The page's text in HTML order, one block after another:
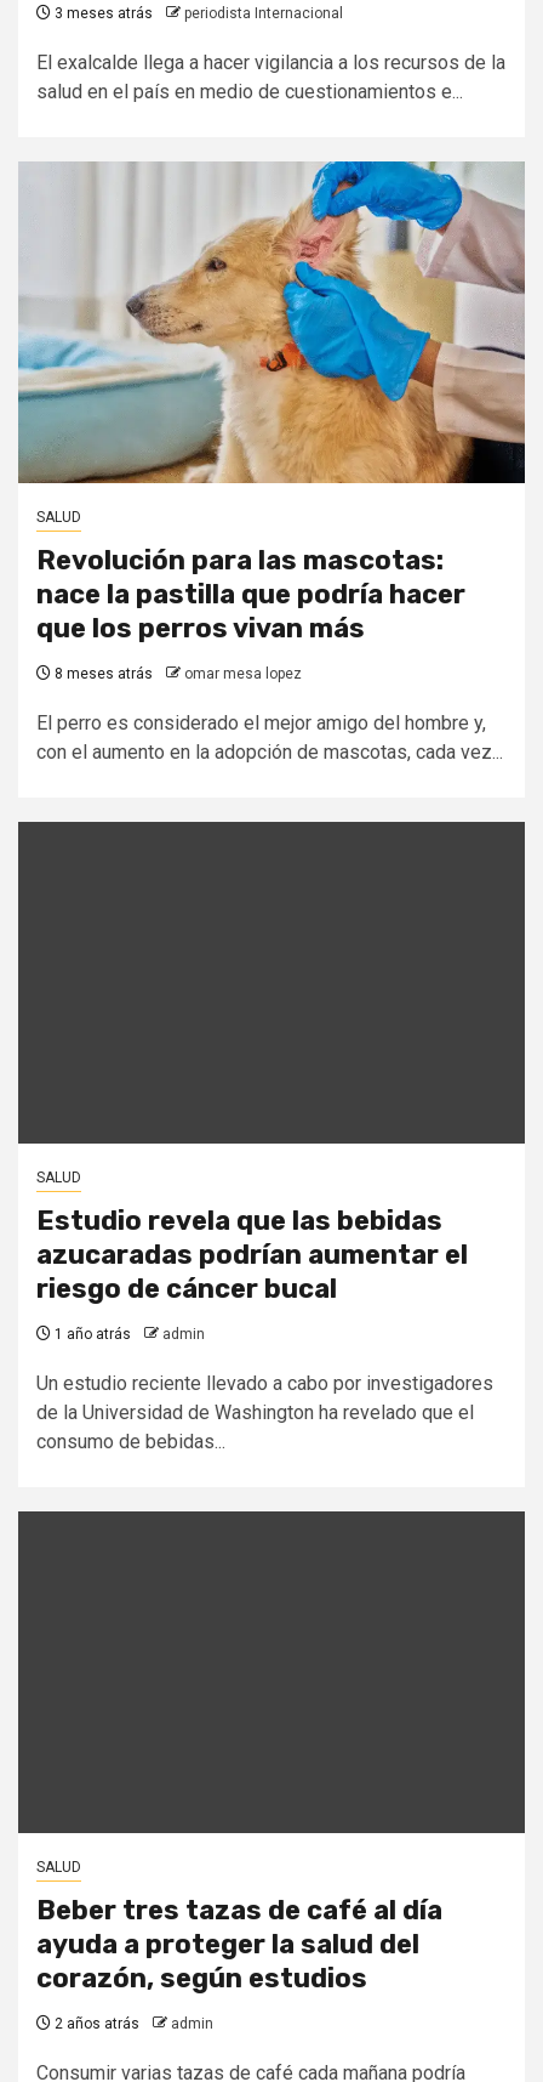
3 meses atrás periodista Internacional
El exalcalde llega a hacer vigilancia a los recursos de la
salud en el país en medio de cuestionamientos e...
SALUD
Revolución para las mascotas:
nace la pastilla que podría hacer
que los perros vivan más
8 meses atrás omar mesa lopez
El perro es considerado el mejor amigo del hombre y,
con el aumento en la adopción de mascotas, cada vez...
SALUD
Estudio revela que las bebidas
azucaradas podrían aumentar el
riesgo de cáncer bucal
1 año atrás admin
Un estudio reciente llevado a cabo por investigadores
de la Universidad de Washington ha revelado que el
consumo de bebidas...
SALUD
Beber tres tazas de café al día
ayuda a proteger la salud del
corazón, según estudios
2 años atrás admin
Consumir varias tazas de café cada mañana podría